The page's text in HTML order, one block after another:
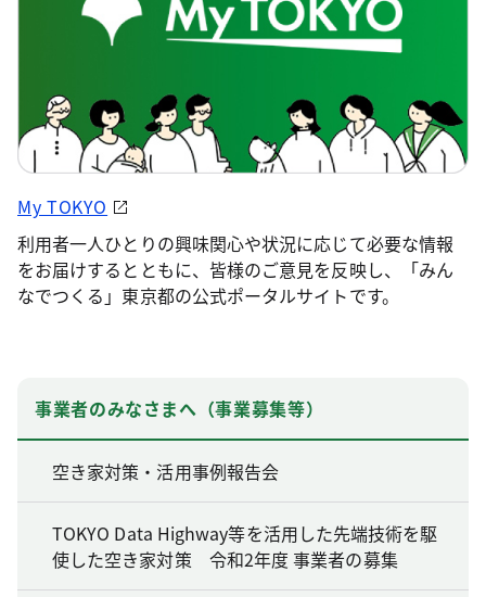
My TOKYO
利用者一人ひとりの興味関心や状況に応じて必要な情報
をお届けするとともに、皆様のご意見を反映し、「みん
なでつくる」東京都の公式ポータルサイトです。
事業者のみなさまへ（事業募集等）
空き家対策・活用事例報告会
TOKYO Data Highway等を活用した先端技術を駆
使した空き家対策 令和2年度 事業者の募集